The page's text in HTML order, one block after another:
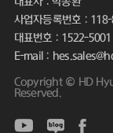
사업자등록번호 :
대표번호 : 1522-5001
E-mail :
Copyright © HD
Reserved.